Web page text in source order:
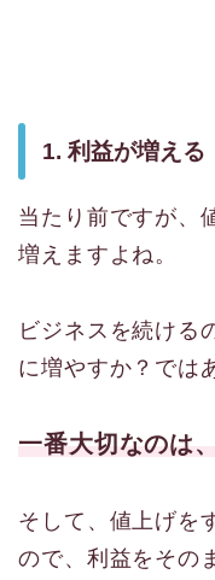
1. 利益が増える
当たり前ですが、
増えますよね。
ビジネスを続ける
に増やすか？では
一番大切なのは
そして、値上げを
ので、利益をその